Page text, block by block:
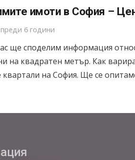
имоти в София –
преди 6 години
ще споделим информация
на квадратен метър. Как
квартали на София. Ще се